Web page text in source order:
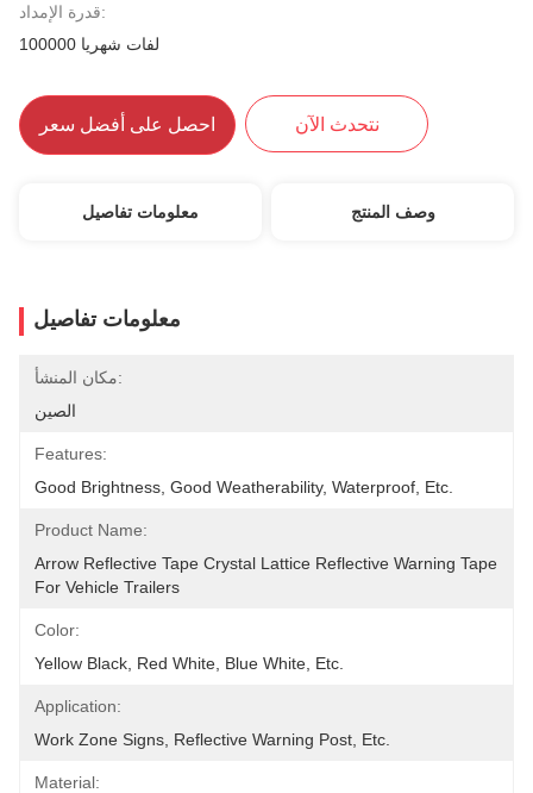
قدرة الإمداد:
100000 لفات شهريا
احصل على أفضل سعر نتحدث الآن
معلومات تفاصيل وصف المنتج
معلومات تفاصيل
مكان المنشأ:
الصين
Features:
Good Brightness, Good Weatherability, Waterproof, Etc.
Product Name:
Arrow Reflective Tape Crystal Lattice Reflective Warning Tape
For Vehicle Trailers
Color:
Yellow Black, Red White, Blue White, Etc.
Application:
Work Zone Signs, Reflective Warning Post, Etc.
Material: